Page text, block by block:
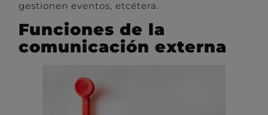
gestionen eventos, etcétera.
Funciones de la
comunicación externa